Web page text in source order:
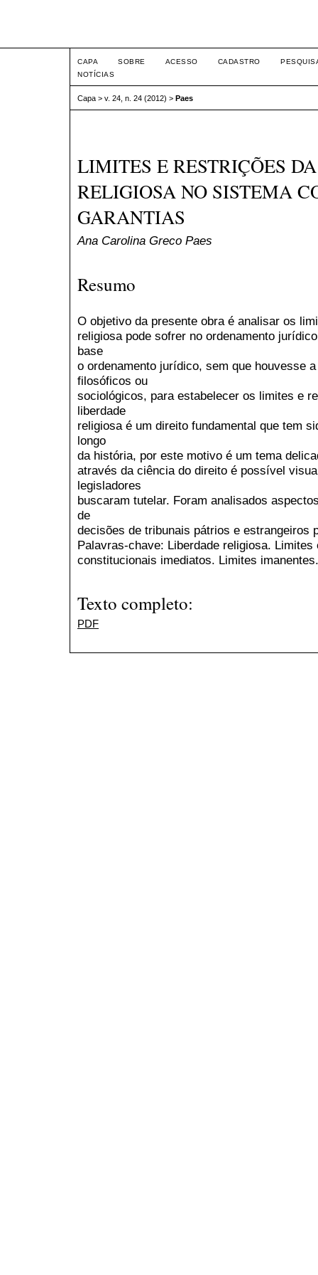
CAPA SOBRE ACESSO CADASTRO
NOTÍCIAS
Capa > v. 24, n. 24 (2012) > Paes
LIMITES E RESTRIÇÕES
RELIGIOSA NO SISTEMA
GARANTIAS
Ana Carolina Greco Paes
Resumo
O objetivo da presente obra é analisar os
religiosa pode sofrer no ordenamento
base
o ordenamento jurídico, sem que houvesse
filosóficos ou
sociológicos, para estabelecer os limites e
liberdade
religiosa é um direito fundamental que tem
longo
da história, por este motivo é um tema
através da ciência do direito é possível
legisladores
buscaram tutelar. Foram analisados
de
decisões de tribunais pátrios e estrangeiros
Palavras-chave: Liberdade religiosa.
constitucionais imediatos. Limites imanentes.
Texto completo:
PDF